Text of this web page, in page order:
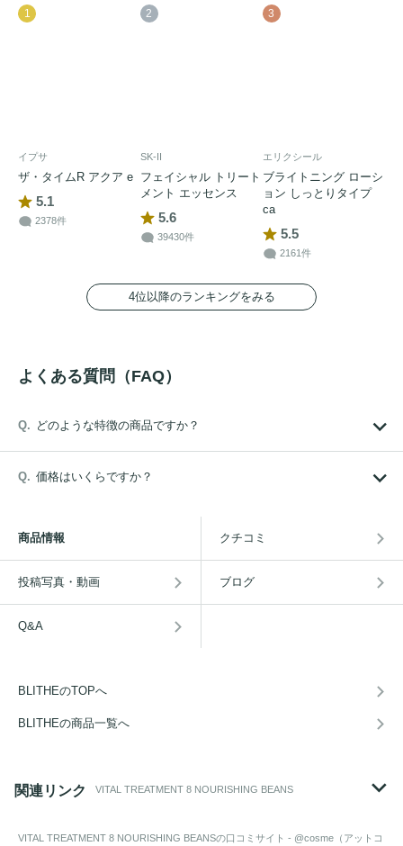
1
イプサ
ザ・タイムR アクア e
5.1
2378件
2
SK-II
フェイシャル トリート
メント エッセンス
5.6
39430件
3
エリクシール
ブライトニング ローシ
ョン しっとりタイプ
ca
5.5
2161件
4位以降のランキングをみる
よくある質問（FAQ）
どのような特徴の商品ですか？
価格はいくらですか？
商品情報 クチコミ
投稿写真・動画 ブログ
Q&A
BLITHEのTOPへ
BLITHEの商品一覧へ
関連リンク VITAL TREATMENT 8 NOURISHING BEANS
VITAL TREATMENT 8 NOURISHING BEANSの口コミサイト - @cosme（アットコ